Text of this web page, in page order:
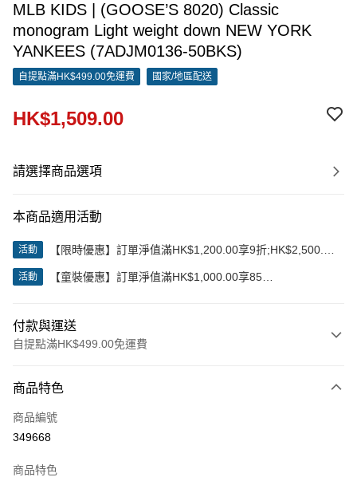
MLB KIDS | (GOOSE’S 8020) Classic
monogram Light weight down NEW YORK
YANKEES (7ADJM0136-50BKS)
自提點滿HK$499.00免運費 國家/地區配送
HK$1,509.00
請選擇商品選項
本商品適用活動
活動
【限時優惠】訂單淨值滿HK$1,200.00享9折;HK$2,500.00
活動
【童裝優惠】訂單淨值滿HK$1,000.00享85
付款與運送
自提點滿HK$499.00免運費
信用卡
Apple Pay
商品特色
商品編號
349668
商品特色